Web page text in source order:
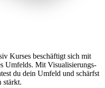
Kurses beschäftigt sich mit
Umfelds. Mit Visualisierungs-
du dein Umfeld und schärfst
stärkt.